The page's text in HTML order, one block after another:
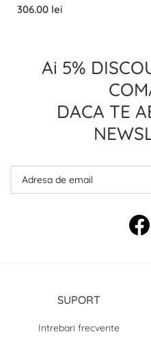
306.00 lei
Ai 5%
DACA TE
SUPORT
Intrebari frecvente